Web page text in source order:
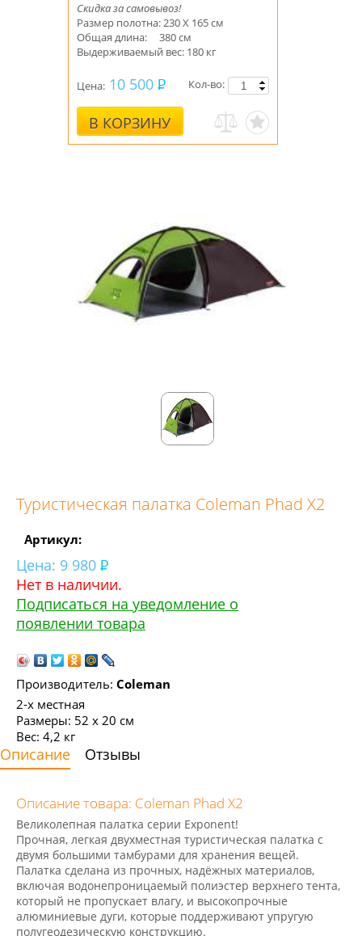
Скидка за самовывоз!
Размер полотна: 230 Х 165 см
Общая длина: 380 см
Выдерживаемый вес: 180 кг
Цена: 10 500
В КОРЗИНУ
Кол-во:
Туристическая палатка Coleman Phad X2
Артикул:
Цена: 9 980
Нет в наличии.
Подписаться на уведомление о
появлении товара
Производитель: Coleman
2-х местная
Размеры: 52 х 20 см
Вес: 4,2 кг
Описание Отзывы
Описание товара: Coleman Phad X2
Великолепная палатка серии Exponent!
Прочная, легкая двухместная туристическая палатка с
двумя большими тамбурами для хранения вещей.
Палатка сделана из прочных, надёжных материалов,
включая водонепроницаемый полиэстер верхнего тента,
который не пропускает влагу, и высокопрочные
алюминиевые дуги, которые поддерживают упругую
полугеодезическую конструкцию.